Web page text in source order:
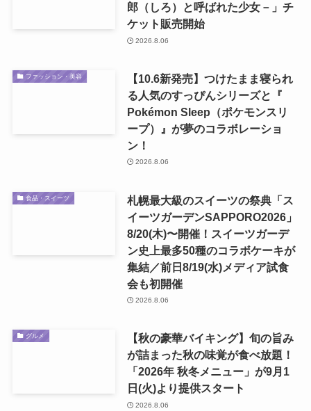
郎（しろ）と呼ばれた少女－」チ
ケット販売開始
2026.8.06
ファッション・美容
【10.6新発売】つけたまま寝られ
る人気のすっぴんシリーズと『
Pokémon Sleep（ポケモンスリ
ープ）』が夢のコラボレーショ
ン！
2026.8.06
食品・スイーツ
札幌最大級のスイーツの祭典「ス
イーツガーデンSAPPORO2026」
8/20(木)〜開催！スイーツガーデ
ン史上最多50種のコラボケーキが
集結／前日8/19(水)メディア試食
会も初開催
2026.8.06
グルメ
【秋の豪華バイキング】旬の旨み
が詰まった秋の味覚が食べ放題！
「2026年 秋冬メニュー」が9月1
日(火)より提供スタート
2026.8.06